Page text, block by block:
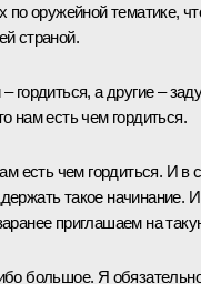
по оружейной тематике,
страной.
гордиться, а другие –
нам есть чем гордиться.
есть чем гордиться. И в
такое начинание.
приглашаем на
большое. Я